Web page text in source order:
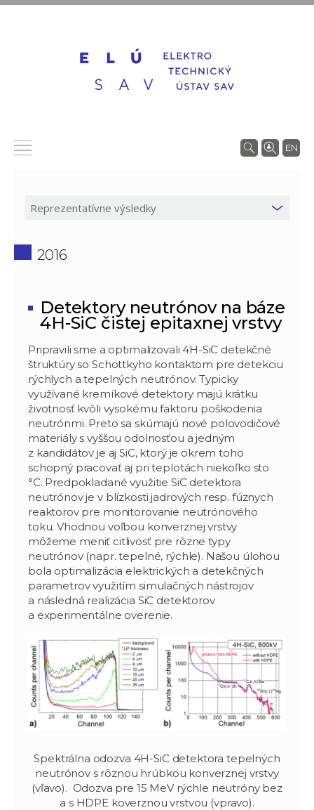
EN
2016
Detektory neutrónov na báze
4H-SiC čistej epitaxnej vrstvy
Pripravili sme a optimalizovali 4H-SiC detekčné
štruktúry so Schottkyho kontaktom pre detekciu
rýchlych a tepelných neutrónov. Typicky
využívané kremíkové detektory majú krátku
životnosť kvôli vysokému faktoru poškodenia
neutrónmi. Preto sa skúmajú nové polovodičové
materiály s vyššou odolnosťou a jedným
z kandidátov je aj SiC, ktorý je okrem toho
schopný pracovať aj pri teplotách niekoľko sto
°C. Predpokladané využitie SiC detektora
neutrónov je v blízkosti jadrových resp. fúznych
reaktorov pre monitorovanie neutrónového
toku. Vhodnou voľbou konverznej vrstvy
môžeme meniť citlivosť pre rôzne typy
neutrónov (napr. tepelné, rýchle). Našou úlohou
bola optimalizácia elektrických a detekčných
parametrov využitím simulačných nástrojov
a následná realizácia SiC detektorov
a experimentálne overenie.
Spektrálna odozva 4H-SiC detektora tepelných
neutrónov s rôznou hrúbkou konverznej vrstvy
(vľavo). Odozva pre 15 MeV rýchle neutróny bez
a s HDPE koverznou vrstvou (vpravo).